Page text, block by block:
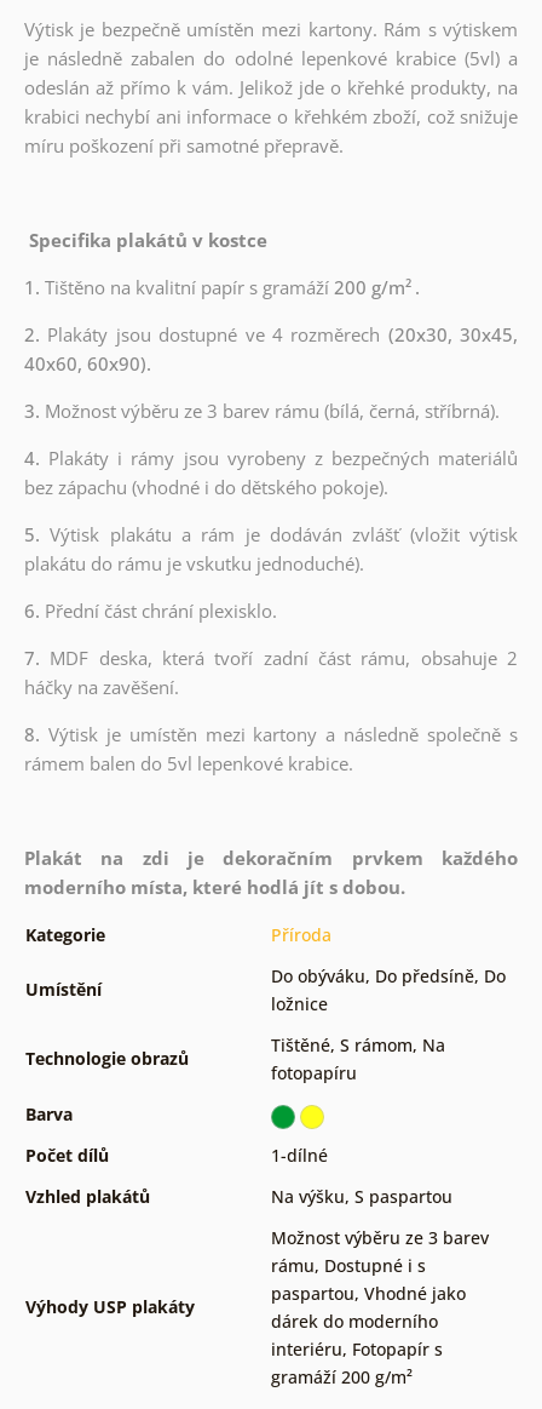
Výtisk je bezpečně umístěn mezi kartony. Rám s výtiskem
je následně zabalen do odolné lepenkové krabice (5vl) a
odeslán až přímo k vám. Jelikož jde o křehké produkty, na
krabici nechybí ani informace o křehkém zboží, což snižuje
míru poškození při samotné přepravě.
Specifika plakátů v kostce
1. Tištěno na kvalitní papír s gramáží200 g/m² .
2. Plakáty jsou dostupné ve 4 rozměrech (20x30, 30x45,
40x60, 60x90).
3. Možnost výběru ze 3 barev rámu (bílá, černá, stříbrná).
4. Plakáty i rámy jsou vyrobeny z bezpečných materiálů
bez zápachu (vhodné i do dětského pokoje).
5.Výtisk plakátu a rám je dodáván zvlášť (vložit výtisk
plakátu do rámu je vskutku jednoduché).
6. Přední část chrání plexisklo.
7. MDF deska, která tvoří zadní část rámu, obsahuje 2
háčky na zavěšení.
8. Výtisk je umístěn mezi kartony a následně společně s
rámem balen do 5vl lepenkové krabice.
Plakát na zdi je dekoračním prvkem každého
moderního místa, které hodlá jít s dobou.
Kategorie Příroda
Umístění
Do obýváku, Do předsíně, Do
ložnice
Technologie obrazů
Tištěné, S rámom, Na
fotopapíru
Barva
Počet dílů
1-dílné
Vzhled plakátů
Na výšku, S paspartou
Výhody USP plakáty
Možnost výběru ze 3 barev
rámu, Dostupné i s
paspartou, Vhodné jako
dárek do moderního
interiéru, Fotopapír s
gramáží 200 g/m²